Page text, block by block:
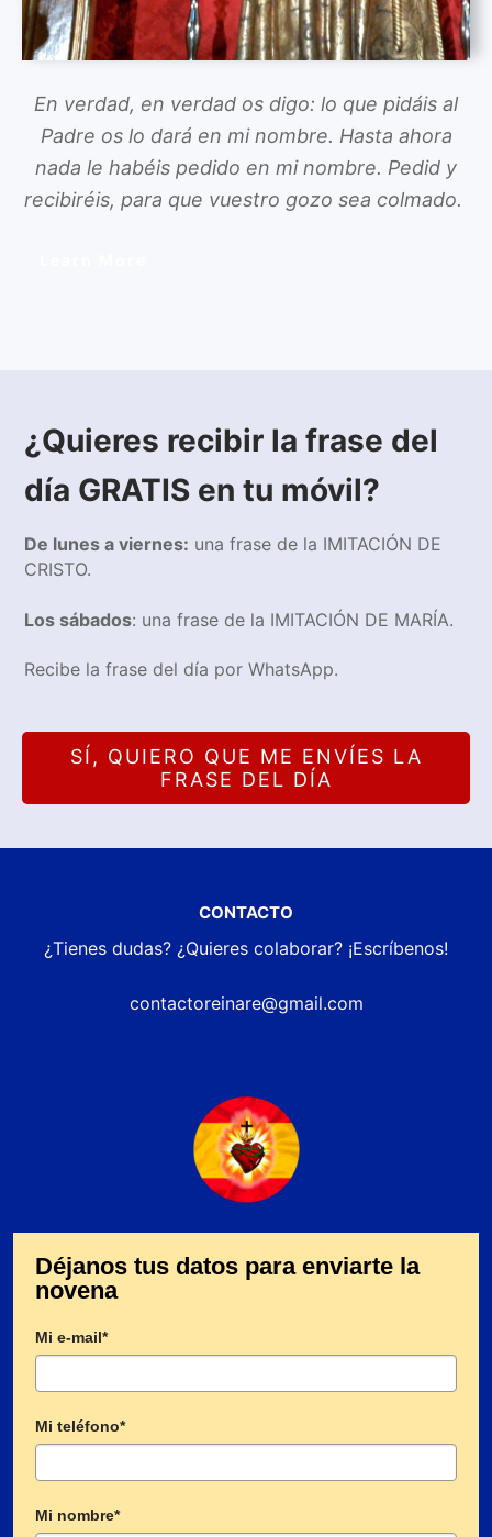
En verdad, en verdad os digo: lo que pidáis al
Padre os lo dará en mi nombre. Hasta ahora
nada le habéis pedido en mi nombre. Pedid y
recibiréis, para que vuestro gozo sea colmado.
¿Quieres recibir la frase del
día GRATIS en tu móvil?
De lunes a viernes: una frase de la IMITACIÓN DE
CRISTO.
Los sábados: una frase de la IMITACIÓN DE MARÍA.
Recibe la frase del día por WhatsApp.
SÍ, QUIERO QUE ME ENVÍES LA
FRASE DEL DÍA
CONTACTO
¿Tienes dudas? ¿Quieres colaborar? ¡Escríbenos!
contactoreinare@gmail.com
Déjanos tus datos para enviarte la
novena
Mi e-mail*
Mi teléfono*
Mi nombre*